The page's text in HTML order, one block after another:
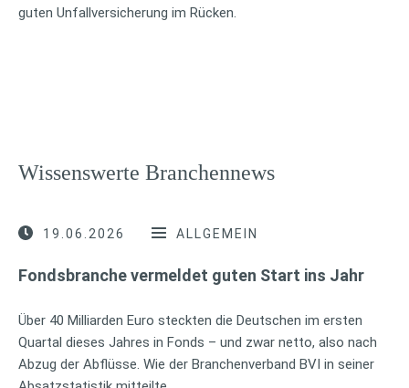
guten Unfallversicherung im Rücken.
Wissenswerte Branchennews
19.06.2026 ALLGEMEIN
Fondsbranche vermeldet guten Start ins Jahr
Über 40 Milliarden Euro steckten die Deutschen im ersten
Quartal dieses Jahres in Fonds – und zwar netto, also nach
Abzug der Abflüsse. Wie der Branchenverband BVI in seiner